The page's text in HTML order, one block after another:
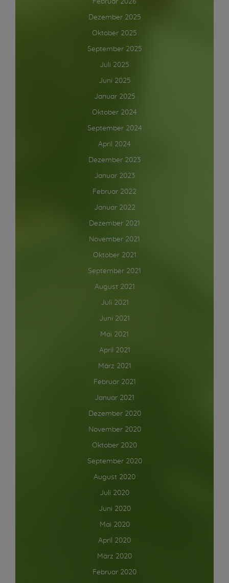
Februar 2026
Dezember 2025
Oktober 2025
September 2025
Juli 2025
Juni 2025
Januar 2025
Oktober 2024
September 2024
April 2024
Dezember 2023
Januar 2023
Februar 2022
Januar 2022
Dezember 2021
November 2021
Oktober 2021
September 2021
August 2021
Juli 2021
Juni 2021
Mai 2021
April 2021
März 2021
Februar 2021
Januar 2021
Dezember 2020
November 2020
Oktober 2020
September 2020
August 2020
Juli 2020
Juni 2020
Mai 2020
April 2020
März 2020
Februar 2020